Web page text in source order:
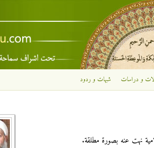
و دراسات شبهات و ردود
نهت عنه بصورة مطلقة.